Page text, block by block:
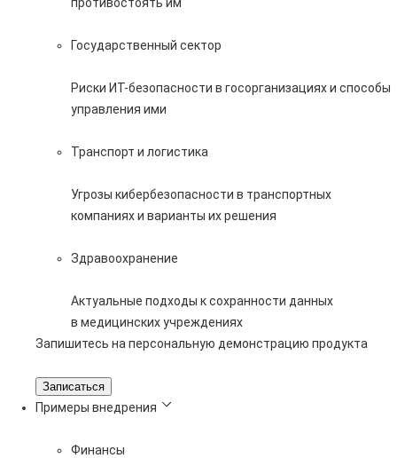
Государственный сектор
Риски ИТ-безопасности в госорганизациях и способы
управления ими
Транспорт и логистика
Угрозы кибербезопасности в транспортных
компаниях и варианты их решения
Здравоохранение
Актуальные подходы к сохранности данных
в медицинских учреждениях
Запишитесь на персональную демонстрацию продукта
Записаться
Примеры внедрения
Финансы